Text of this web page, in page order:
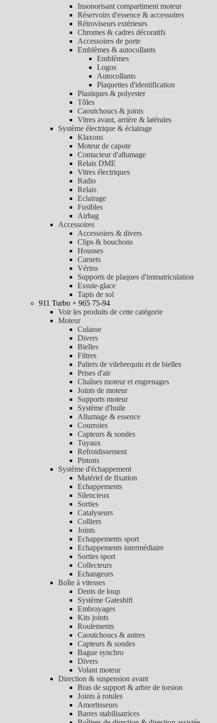
Insonorisant compartiment moteur
Réservoirs d'essence & accessoires
Rétroviseurs extérieurs
Chromes & cadres décoratifs
Accessoires de porte
Emblèmes & autocollants
Emblèmes
Logos
Autocollants
Plaquettes d'identification
Plastiques & polyester
Tôles
Caoutchoucs & joints
Vitres avant, arrière & latérales
Système électrique & éclairage
Klaxons
Moteur de capote
Contacteur d'allumage
Relais DME
Vitres électriques
Radio
Relais
Eclairage
Fusibles
Airbag
Accessoires
Accessoires & divers
Clips & bouchons
Housses
Carnets
Vérins
Supports de plaques d'immatriculation
Essuie-glace
Tapis de sol
911 Turbo + 965 75-94
Voir les produits de cette catégorie
Moteur
Culasse
Divers
Bielles
Filtres
Paliers de vilebrequin et de bielles
Prises d'air
Chaînes moteur et engrenages
Joints de moteur
Supports moteur
Système d'huile
Allumage & essence
Courroies
Capteurs & sondes
Tuyaux
Refroidissement
Pistons
Système d'échappement
Matériel de fixation
Echappements
Silencieux
Sorties
Catalyseurs
Colliers
Joints
Echappements sport
Echappements intermédiaire
Sorties sport
Collecteurs
Echangeurs
Boîte à vitesses
Dents de loup
Système Gateshift
Embrayages
Kits joints
Roulements
Caoutchoucs & autres
Capteurs & sondes
Bague synchro
Divers
Volant moteur
Direction & suspension avant
Bras de support & arbre de torsion
Joints à rotules
Amortisseurs
Barres stabilisatrices